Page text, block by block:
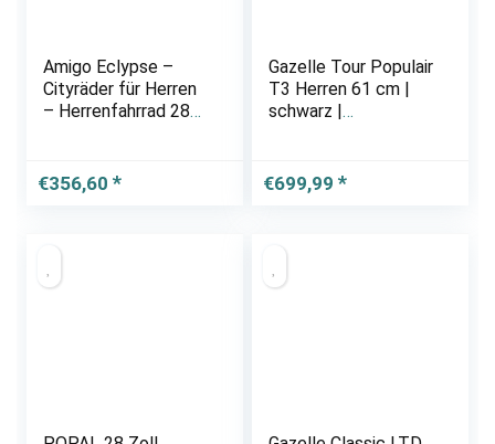
Amigo Eclypse –
Cityräder für Herren
– Herrenfahrrad 28
Citybike mit
Handbremse,
€356,60
Gazelle Tour Populair
T3 Herren 61 cm |
schwarz |
kaufen | Lucky Bike
€699,99